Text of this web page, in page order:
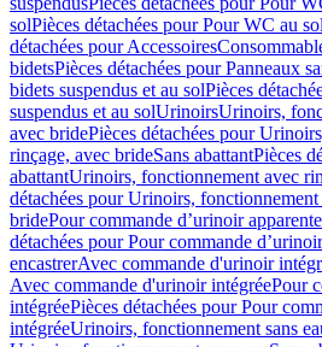
solPièces détachées pour Pour WC au sol
détachées pour Accessoires
bidetsPièces détachées pour Panneaux
bidets suspendus et au solPièces
suspendus et au solUrinoirsUrinoirs,
avec bridePièces détachées pour
rinçage, avec brideSans abattantPièces
abattantUrinoirs, fonctionnement avec
détachées pour Urinoirs, fonctionnement
bridePour commande d’urinoir
détachées pour Pour commande
encastrerAvec commande d'urinoir
Avec commande d'urinoir intégréePour
intégréePièces détachées pour Pour
intégréeUrinoirs, fonctionnement sans